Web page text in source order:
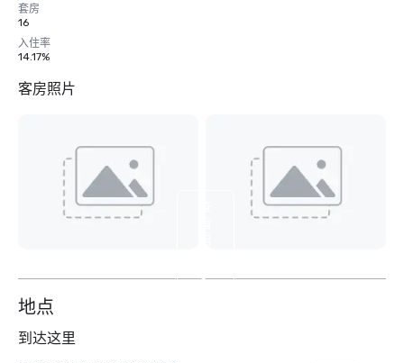
套房
16
入住率
14.17%
客房照片
3
地点
到达这里